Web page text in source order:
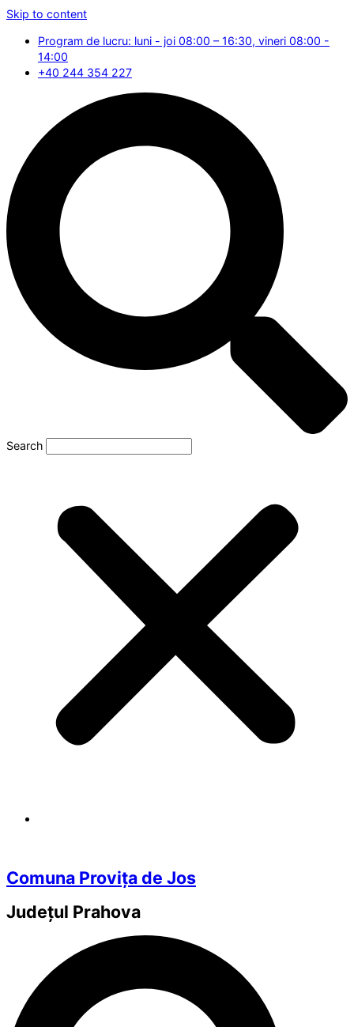
Skip to content
Program de lucru: luni - joi 08:00 – 16:30, vineri 08:00 -
14:00
+40 244 354 227
Search
Comuna Provița de Jos
Județul Prahova